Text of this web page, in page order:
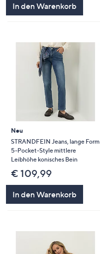
In den Warenkorb
Neu
STRANDFEIN Jeans, lange Form
5-Pocket-Style mittlere
Leibhöhe konisches Bein
€ 109,99
In den Warenkorb